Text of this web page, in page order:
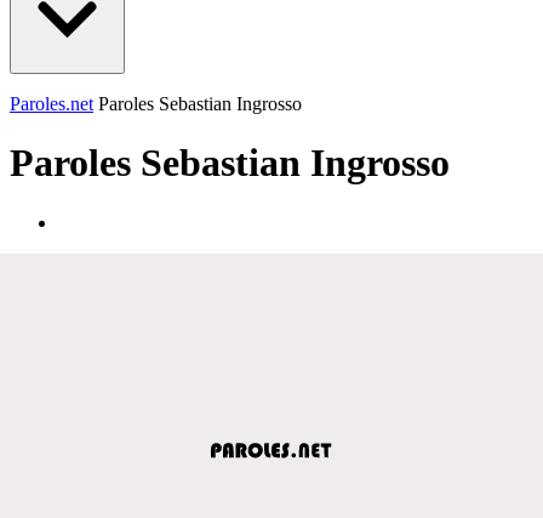
Paroles.net Paroles Sebastian Ingrosso
Paroles Sebastian Ingrosso